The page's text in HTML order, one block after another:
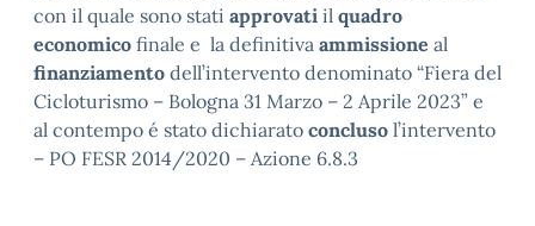
con il quale sono stati approvati il quadro
economico finale e la definitiva ammissione al
finanziamento dell’intervento denominato “Fiera del
Cicloturismo – Bologna 31 Marzo – 2 Aprile 2023” e
al contempo é stato dichiarato concluso l’intervento
– PO FESR 2014/2020 – Azione 6.8.3